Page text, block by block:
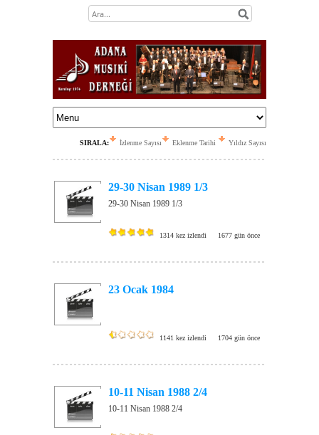
SIRALA: İzlenme Sayısı Eklenme Tarihi Yıldız Sayısı
29-30 Nisan 1989 1/3
29-30 Nisan 1989 1/3
1314 kez izlendi 1677 gün önce
23 Ocak 1984
1141 kez izlendi 1704 gün önce
10-11 Nisan 1988 2/4
10-11 Nisan 1988 2/4